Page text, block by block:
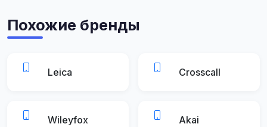
Похожие бренды
Leica Crosscall
Wileyfox Akai